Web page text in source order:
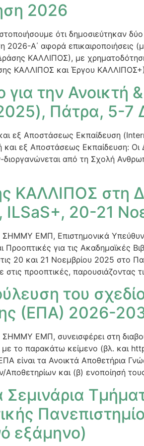
2026
ότι δημοσιεύτηκαν
Α΄ αφορά επικαιροποιήσεις
ΚΑΛΛΙΠΟΣ), με
ΚΑΛΛΙΠΟΣ και Έργου
για την
Πάτρα, 5-7
και εξ Αποστάσεως Εκπαίδευση
εξ Αποστάσεως Εκπαίδευση:
από τη Σχολή
ΚΑΛΛΙΠΟΣ στη
20-21
ΣΗΜΜΥ ΕΜΠ, Επιστημονικά
Προοπτικές για τις Ακαδημαϊκές
20 και 21 Νοεμβρίου 2025 στο
προοπτικές, παρουσιάζοντας
του
(ΕΠΑ) 2026-
ΕΜΠ, συνεισφέρει στη
το παρακάτω κείμενο (βλ. και
είναι τα Ανοικτά Αποθετήρια
Αποθετηρίων και (β) ενοποίησή
Σεμινάρια
εξάμηνο)